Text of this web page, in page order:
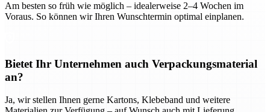
Am besten so früh wie möglich – idealerweise 2–4 Wochen im
Voraus. So können wir Ihren Wunschtermin optimal einplanen.
Bietet Ihr Unternehmen auch Verpackungsmaterial
an?
Ja, wir stellen Ihnen gerne Kartons, Klebeband und weitere